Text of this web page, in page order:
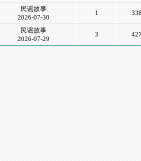
民谣故事
2026-07-30
1 338
民谣故事
2026-07-29
3